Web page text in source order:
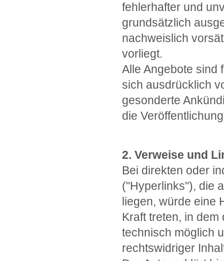
fehlerhafter und
grundsätzlich
nachweislich
vorliegt.
Alle Angebote sind
sich ausdrücklich
gesonderte
die
2. Verweise und
Bei direkten oder
("Hyperlinks"), die
liegen, würde eine
Kraft treten, in
technisch möglich
rechtswidriger